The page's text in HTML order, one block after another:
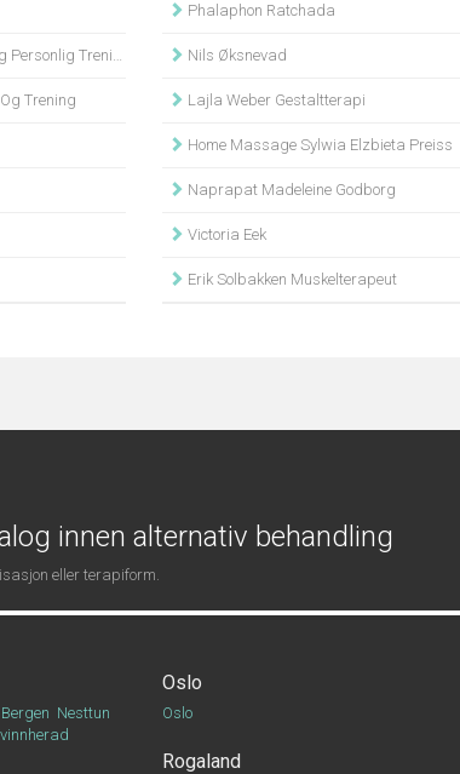
Trening
Trening
Phalaphon Ratchada
Nils Øksnevad
Lajla Weber Gestaltterapi
Home Massage Sylwia Elzbieta Preiss
Naprapat Madeleine Godborg
Victoria Eek
Erik Solbakken Muskelterapeut
innen alternativ behandling
eller terapiform.
Bergen Nesttun
Oslo
Oslo
Rogaland